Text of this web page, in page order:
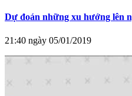
Dự đoán những xu hướng lên
21:40 ngày 05/01/2019